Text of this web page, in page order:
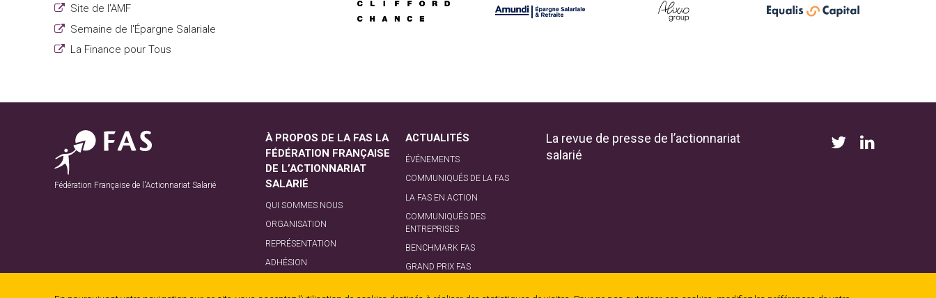
Site de l'AMF
Semaine de l'Épargne Salariale
La Finance pour Tous
Fédération Française de l'Actionnariat Salarié
À PROPOS DE LA FAS LA
FÉDÉRATION FRANÇAISE
DE L’ACTIONNARIAT
SALARIÉ
QUI SOMMES NOUS
ORGANISATION
REPRÉSENTATION
ADHÉSION
ACTUALITÉS
ÉVÉNEMENTS
COMMUNIQUÉS DE LA FAS
LA FAS EN ACTION
COMMUNIQUÉS DES
ENTREPRISES
BENCHMARK FAS
GRAND PRIX FAS
La revue de presse de l’actionnariat
salarié